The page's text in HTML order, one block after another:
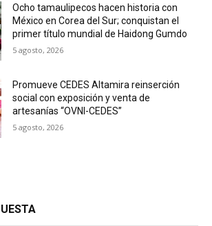
Ocho tamaulipecos hacen historia con
México en Corea del Sur; conquistan el
primer título mundial de Haidong Gumdo
5 agosto, 2026
Promueve CEDES Altamira reinserción
social con exposición y venta de
artesanías “OVNI-CEDES”
5 agosto, 2026